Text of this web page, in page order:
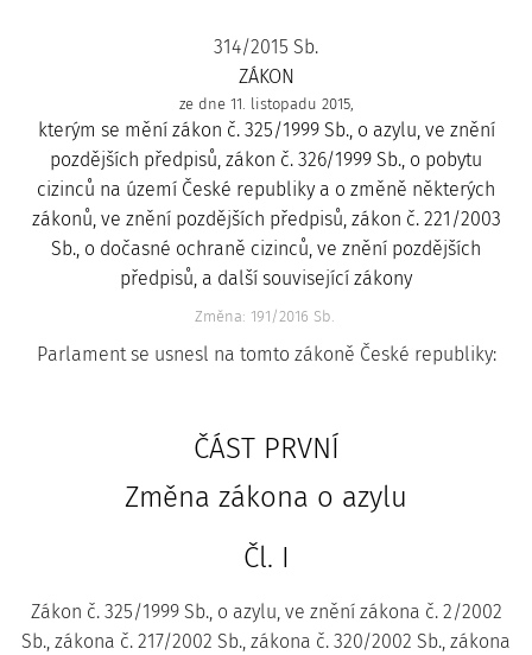
314/2015 Sb.
ZÁKON
ze dne 11. listopadu 2015,
kterým se mění zákon č. 325/1999 Sb., o azylu, ve znění
pozdějších předpisů, zákon č. 326/1999 Sb., o pobytu
cizinců na území České republiky a o změně některých
zákonů, ve znění pozdějších předpisů, zákon č. 221/2003
Sb., o dočasné ochraně cizinců, ve znění pozdějších
předpisů, a další související zákony
Změna: 191/2016 Sb.
Parlament se usnesl na tomto zákoně České republiky:
ČÁST PRVNÍ
Změna zákona o azylu
Čl. I
Zákon č. 325/1999 Sb., o azylu, ve znění zákona č. 2/2002
Sb., zákona č. 217/2002 Sb., zákona č. 320/2002 Sb., zákona